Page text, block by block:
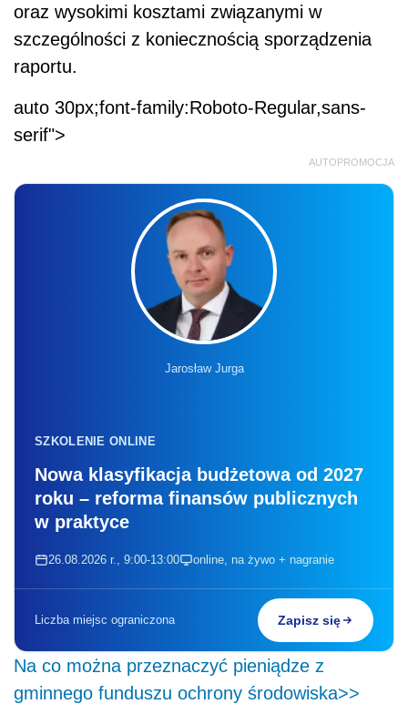
oraz wysokimi kosztami związanymi w
szczególności z koniecznością sporządzenia
raportu.
auto 30px;font-family:Roboto-Regular,sans-
serif">
AUTOPROMOCJA
Jarosław Jurga
SZKOLENIE ONLINE
Nowa klasyfikacja budżetowa od 2027
roku – reforma finansów publicznych
w praktyce
26.08.2026 r., 9:00-13:00 online, na żywo + nagranie
Liczba miejsc ograniczona Zapisz się
Na co można przeznaczyć pieniądze z
gminnego funduszu ochrony środowiska>>